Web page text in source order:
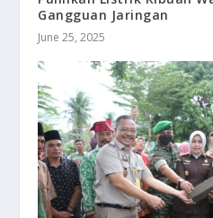
Gangguan Jaringan
June 25, 2025